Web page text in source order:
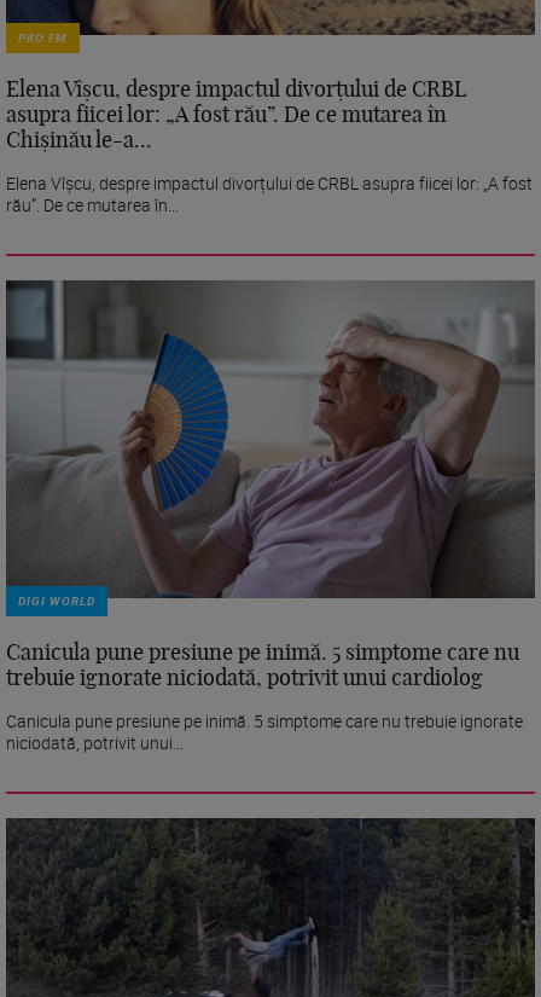
PRO FM
Elena Vîșcu, despre impactul divorțului de CRBL
asupra fiicei lor: „A fost rău”. De ce mutarea în
Chișinău le-a...
Elena Vîșcu, despre impactul divorțului de CRBL asupra fiicei lor: „A fost
rău”. De ce mutarea în...
DIGI WORLD
Canicula pune presiune pe inimă. 5 simptome care nu
trebuie ignorate niciodată, potrivit unui cardiolog
Canicula pune presiune pe inimă. 5 simptome care nu trebuie ignorate
niciodată, potrivit unui...